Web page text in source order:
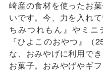
崎産の食材を使ったお
いです。今、力を入れ
ちみつれもん』やミニ
『ひよこのおやつ』（
な、おみやげに利用で
お菓子。おみやげやギ